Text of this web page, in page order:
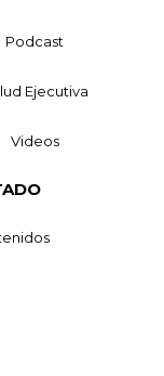
Podcast
Ejecutiva
Videos